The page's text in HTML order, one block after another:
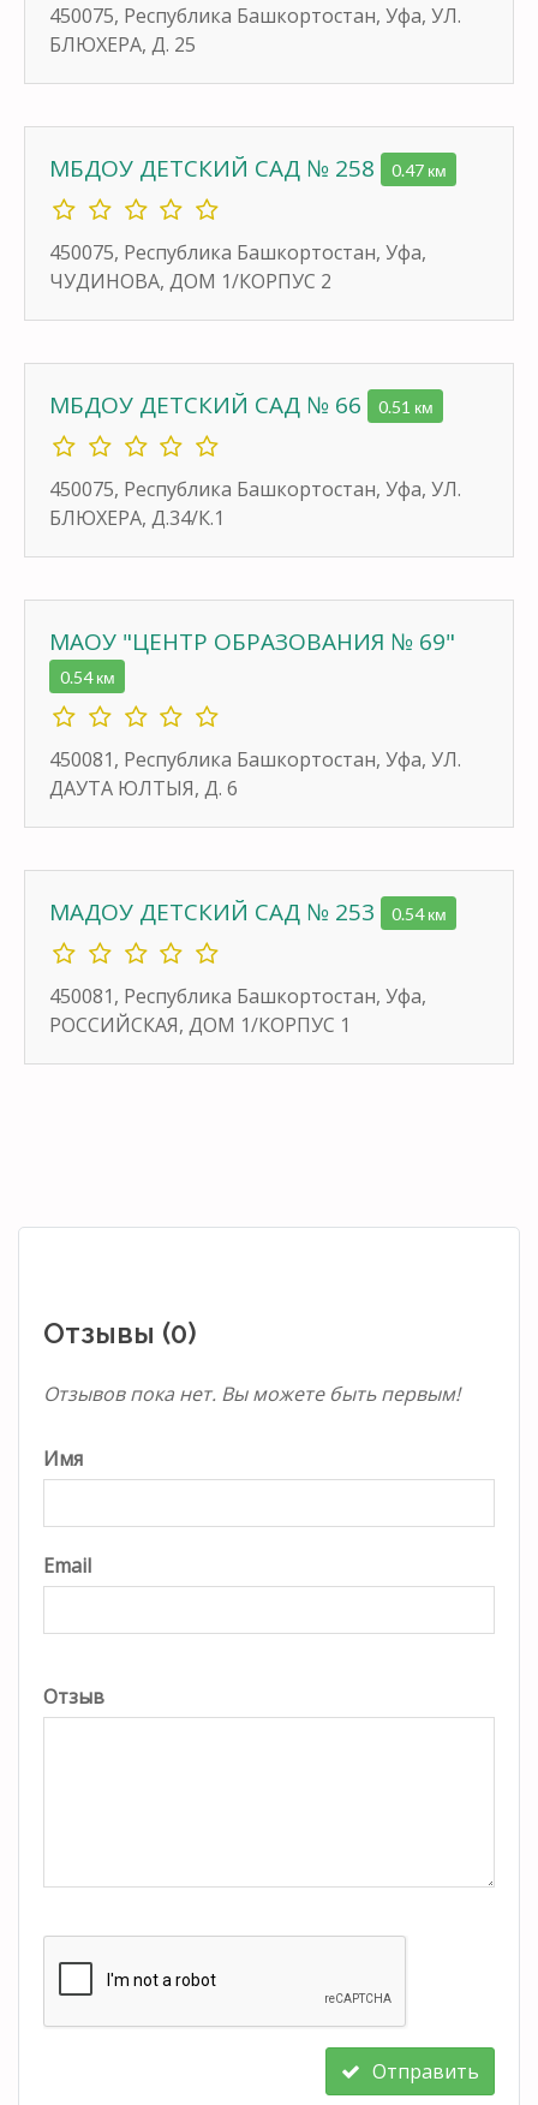
450075, Республика Башкортостан, Уфа, УЛ.
БЛЮХЕРА, Д. 25
МБДОУ ДЕТСКИЙ САД № 258 0.47 км
450075, Республика Башкортостан, Уфа,
ЧУДИНОВА, ДОМ 1/КОРПУС 2
МБДОУ ДЕТСКИЙ САД № 66 0.51 км
450075, Республика Башкортостан, Уфа, УЛ.
БЛЮХЕРА, Д.34/К.1
МАОУ "ЦЕНТР ОБРАЗОВАНИЯ № 69"
0.54 км
450081, Республика Башкортостан, Уфа, УЛ.
ДАУТА ЮЛТЫЯ, Д. 6
МАДОУ ДЕТСКИЙ САД № 253 0.54 км
450081, Республика Башкортостан, Уфа,
РОССИЙСКАЯ, ДОМ 1/КОРПУС 1
Отзывы (0)
Отзывов пока нет. Вы можете быть первым!
Имя
Email
Отзыв
Отправить